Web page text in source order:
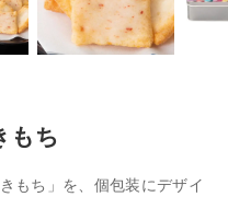
もち
もち」を、個包装にデザイ